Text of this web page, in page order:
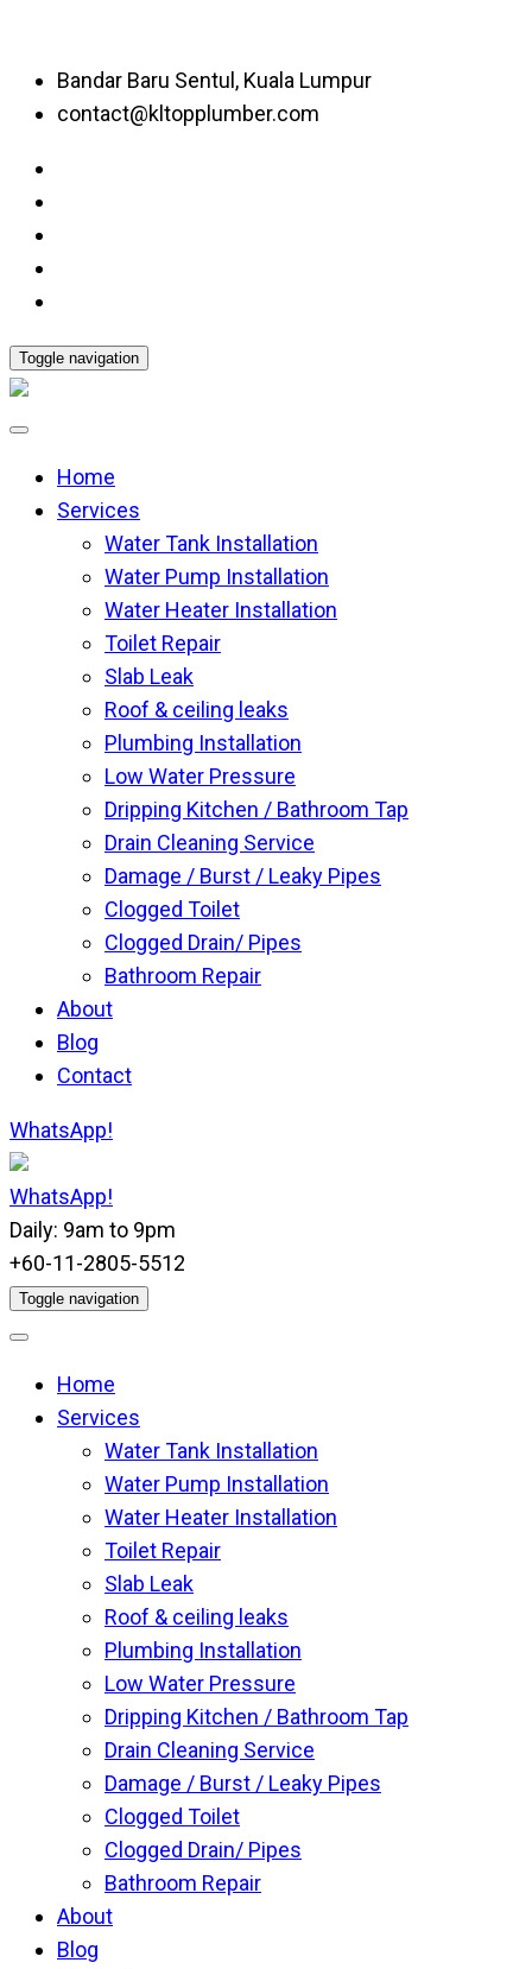
Bandar Baru Sentul, Kuala Lumpur
contact@kltopplumber.com
Toggle navigation
Home
Services
Water Tank Installation
Water Pump Installation
Water Heater Installation
Toilet Repair
Slab Leak
Roof & ceiling leaks
Plumbing Installation
Low Water Pressure
Dripping Kitchen / Bathroom Tap
Drain Cleaning Service
Damage / Burst / Leaky Pipes
Clogged Toilet
Clogged Drain/ Pipes
Bathroom Repair
About
Blog
Contact
WhatsApp!
WhatsApp!
Daily: 9am to 9pm
+60-11-2805-5512
Toggle navigation
Home
Services
Water Tank Installation
Water Pump Installation
Water Heater Installation
Toilet Repair
Slab Leak
Roof & ceiling leaks
Plumbing Installation
Low Water Pressure
Dripping Kitchen / Bathroom Tap
Drain Cleaning Service
Damage / Burst / Leaky Pipes
Clogged Toilet
Clogged Drain/ Pipes
Bathroom Repair
About
Blog